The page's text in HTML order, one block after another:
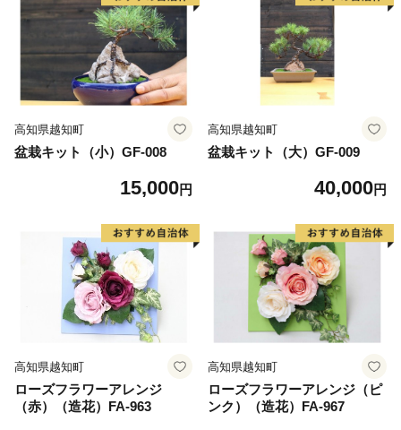
高知県越知町
盆栽キット（小）GF-008
15,000円
高知県越知町
盆栽キット（大）GF-009
40,000円
高知県越知町
ローズフラワーアレンジ
（赤）（造花）FA-963
高知県越知町
ローズフラワーアレンジ（ピ
ンク）（造花）FA-967